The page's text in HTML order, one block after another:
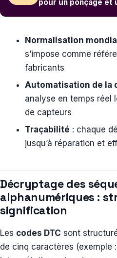
pour un ponçage et
Normalisation
s’impose comme
fabricants
Automatisation de la
analyse en temps réel
de capteurs
Traçabilité : chaque
jusqu’à réparation et
Décryptage des
alphanumériques :
signification
Les codes DTC sont
de cinq caractères (exemple :